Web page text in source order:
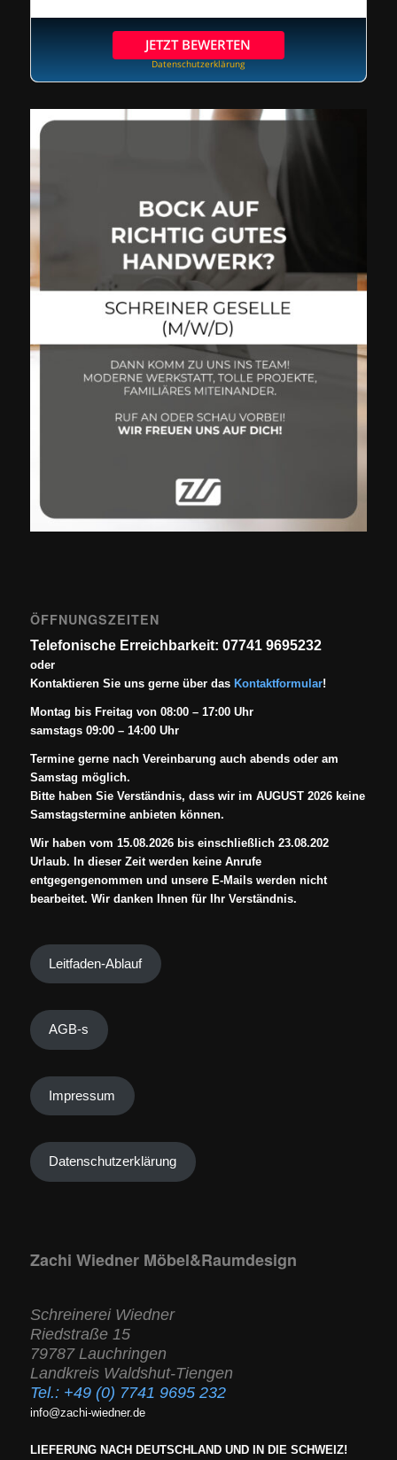
JETZT BEWERTEN
Datenschutzerklärung
ÖFFNUNGSZEITEN
Telefonische Erreichbarkeit: 07741 9695232
oder
Kontaktieren Sie uns gerne über das Kontaktformular!
Montag bis Freitag von 08:00 – 17:00 Uhr
samstags 09:00 – 14:00 Uhr
Termine gerne nach Vereinbarung auch abends oder am
Samstag möglich.
Bitte haben Sie Verständnis, dass wir im AUGUST 2026 keine
Samstagstermine anbieten können.
Wir haben vom 15.08.2026 bis einschließlich 23.08.202
Urlaub. In dieser Zeit werden keine Anrufe
entgegengenommen und unsere E-Mails werden nicht
bearbeitet. Wir danken Ihnen für Ihr Verständnis.
Leitfaden-Ablauf
AGB-s
Impressum
Datenschutzerklärung
Zachi Wiedner Möbel&Raumdesign
Schreinerei Wiedner
Riedstraße 15
79787 Lauchringen
Landkreis Waldshut-Tiengen
Tel.: +49 (0) 7741 9695 232
info@zachi-wiedner.de
LIEFERUNG NACH DEUTSCHLAND UND IN DIE SCHWEIZ!